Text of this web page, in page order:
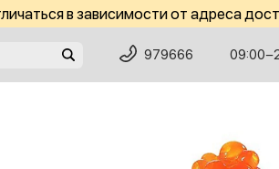
в зависимости от адреса
979666